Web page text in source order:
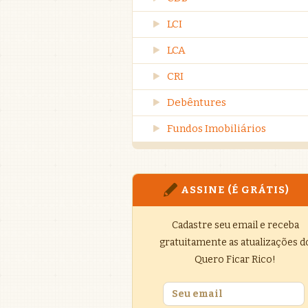
LCI
LCA
CRI
Debêntures
Fundos Imobiliários
ASSINE (É GRÁTIS)
Cadastre seu email e receba
gratuitamente as atualizações
Quero Ficar Rico!